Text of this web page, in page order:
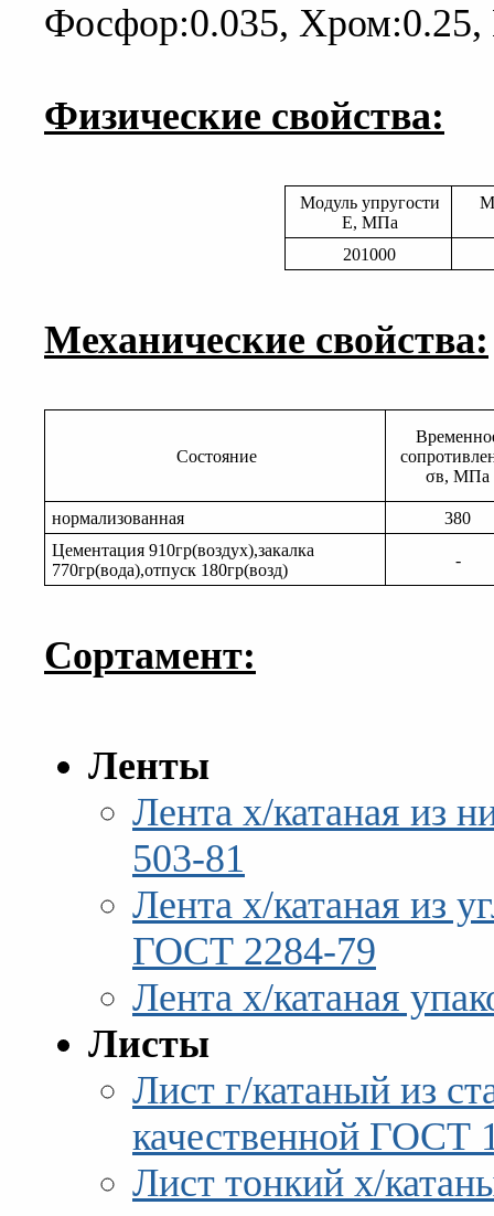
Фосфор:0.035,
Физические свойства:
Модуль упругости
E, МПа
201000
Механические свойства:
Состояние
σв, МПа
нормализованная
380
Цементация 910гр(воздух),закалка
770гр(вода),отпуск 180гр(возд)
-
Сортамент:
Ленты
Лента х/катаная из
503-81
Лента х/катаная из
ГОСТ 2284-79
Лента х/катаная
Листы
Лист г/катаный из
качественной ГОСТ
Лист тонкий х/